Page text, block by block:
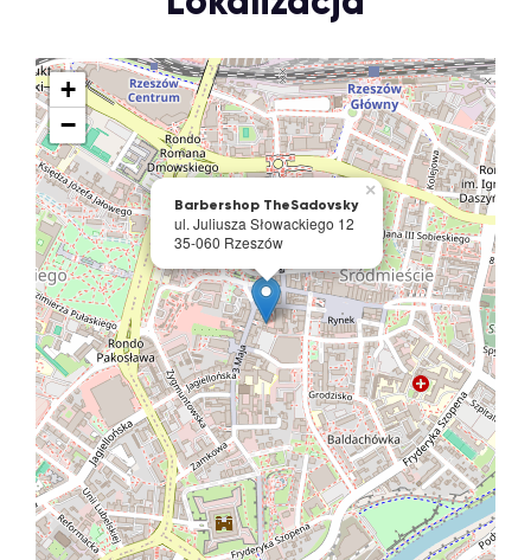
Barbershop TheSadovsky
ul. Juliusza Słowackiego 12
35-060 Rzeszów
×
+
−